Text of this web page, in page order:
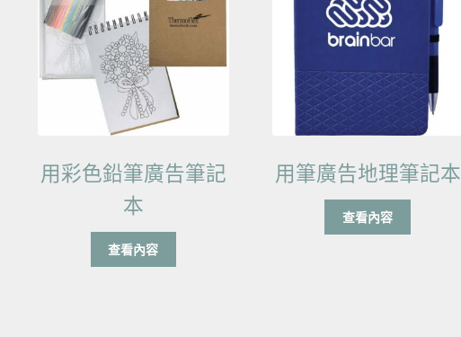
用彩色鉛筆廣告筆記
本
查看內容
用筆廣告地理筆記本
查看內容